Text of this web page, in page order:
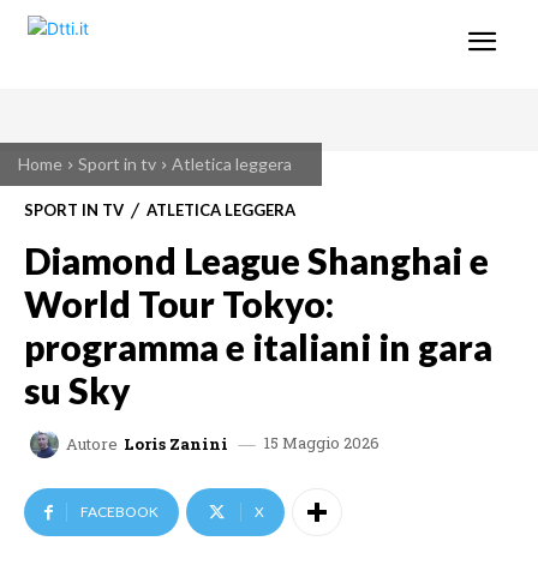
Home Sport in tv Atletica leggera
SPORT IN TV ATLETICA LEGGERA
Diamond League Shanghai e
World Tour Tokyo:
programma e italiani in gara
su Sky
Autore Loris Zanini 15 Maggio 2026
FACEBOOK X